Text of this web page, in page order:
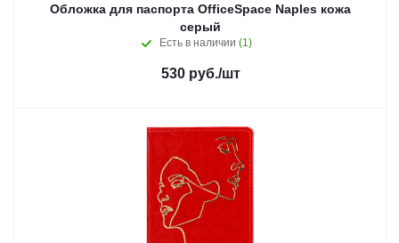
Обложка для паспорта OfficeSpace Naples кожа
серый
Есть в наличии (1)
530руб./шт